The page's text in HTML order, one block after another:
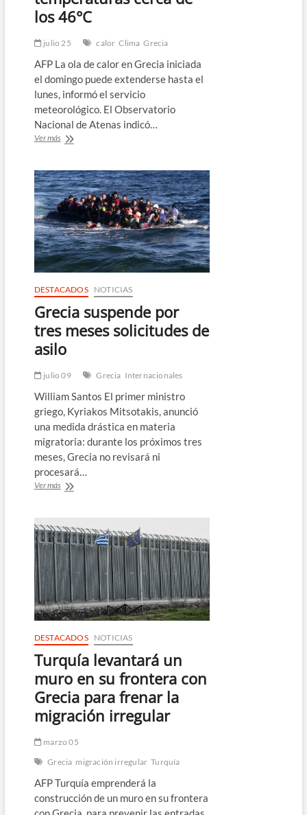
los 46°C
julio 25 calor Clima Grecia
AFP La ola de calor en Grecia iniciada
el domingo puede extenderse hasta el
lunes, informó el servicio
meteorológico. El Observatorio
Nacional de Atenas indicó…
Ver másSe
ola
de
calor
en
Grecia,
con
temperaturas
cerca
de
los
46°C
DESTACADOS NOTICIAS
Grecia suspende por
tres meses solicitudes de
asilo
julio 09 Grecia Internacionales
William Santos El primer ministro
griego, Kyriakos Mitsotakis, anunció
una medida drástica en materia
migratoria: durante los próximos tres
meses, Grecia no revisará ni
procesará…
Ver másGrecia
meses
solicitudes
de
asilo
DESTACADOS NOTICIAS
Turquía levantará un
muro en su frontera con
Grecia para frenar la
migración irregular
marzo 05
Grecia migración irregular Turquía
AFP Turquía emprenderá la
construcción de un muro en su frontera